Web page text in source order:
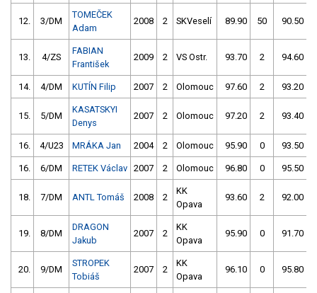
12. 3/DM
TOMEČEK
Adam
2008 2 SKVeselí 89.90 50 90.50
13. 4/ZS
FABIAN
František
2009 2 VS Ostr. 93.70 2 94.60
14. 4/DM KUTÍN Filip 2007 2 Olomouc 97.60 2 93.20
15. 5/DM
KASATSKYI
Denys
2007 2 Olomouc 97.20 2 93.40
16. 4/U23 MRÁKA Jan 2004 2 Olomouc 95.90 0 93.50
16. 6/DM RETEK Václav 2007 2 Olomouc 96.80 0 95.50
18. 7/DM ANTL Tomáš 2008 2
KK
Opava
93.60 2 92.00
19. 8/DM
DRAGON
Jakub
2007 2
KK
Opava
95.90 0 91.70
20. 9/DM
STROPEK
Tobiáš
2007 2
KK
Opava
96.10 0 95.80